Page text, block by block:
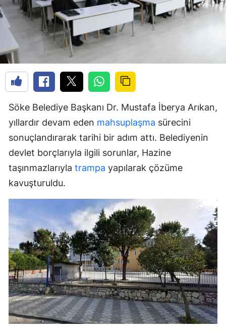
Söke Belediye Başkanı Dr. Mustafa İberya Arıkan,
yıllardır devam eden mahsuplaşma sürecini
sonuçlandırarak tarihi bir adım attı. Belediyenin
devlet borçlarıyla ilgili sorunlar, Hazine
taşınmazlarıyla trampa yapılarak çözüme
kavuşturuldu.